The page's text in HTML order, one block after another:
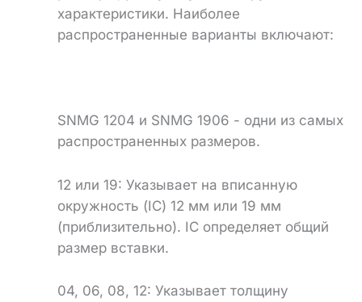
характеристики. Наиболее
распространенные варианты включают:
SNMG 1204 и SNMG 1906 - одни из самых
распространенных размеров.
12 или 19: Указывает на вписанную
окружность (IC) 12 мм или 19 мм
(приблизительно). IC определяет общий
размер вставки.
04, 06, 08, 12: Указывает толщину